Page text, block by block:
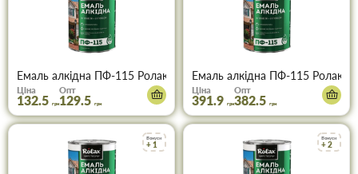
Емаль алкідна ПФ-115 Ролакс блакитна 0,9 кг
Ціна
132.5 грн
Опт
129.5 грн
Емаль алкідна ПФ-115 Ролакс
Ціна
391.9 грн
Опт
382.5 грн
Бонуси
+ 1
Бонуси
+ 2